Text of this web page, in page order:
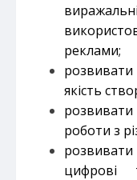
реклами;
якість
роботи з
цифрові